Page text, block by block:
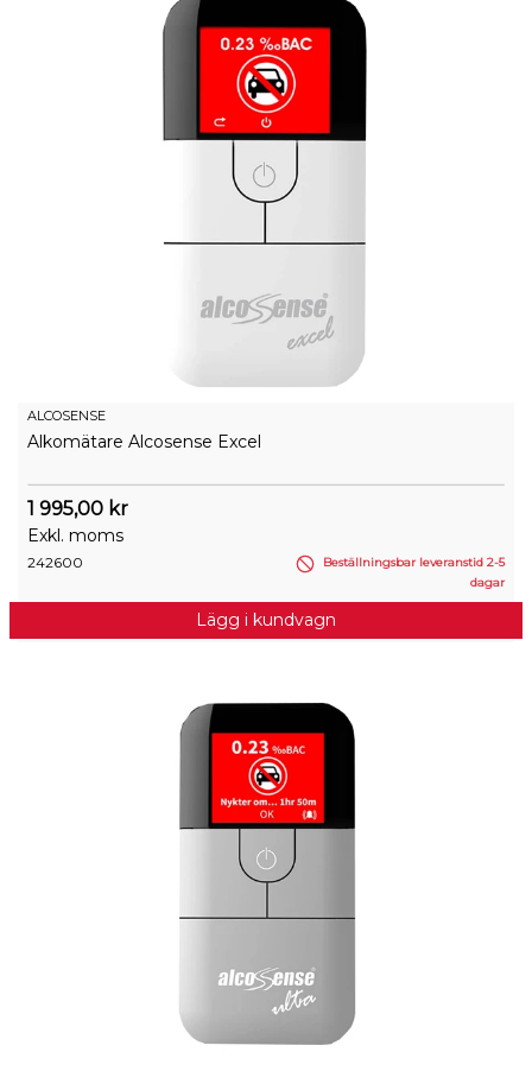
ALCOSENSE
Alkomätare Alcosense Excel
1 995,00 kr
Exkl. moms
242600
Beställningsbar leveranstid 2-5
dagar
Lägg i kundvagn